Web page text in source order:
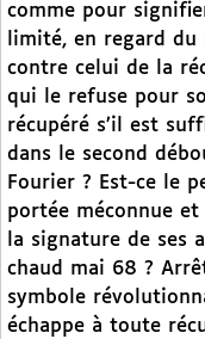
comme pour
limité, en regard du
contre celui de la
qui le refuse pour
récupéré s’il est
dans le second
Fourier ? Est-ce le
portée méconnue
la signature de ses
chaud mai 68 ?
symbole
échappe à toute